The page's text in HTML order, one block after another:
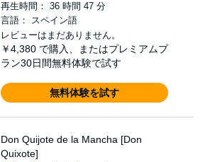
再生時間： 36 時間 47 分
言語： スペイン語
レビューはまだありません。
￥4,380 で購入、またはプレミアムプ
ラン30日間無料体験で試す
無料体験を試す
Don Quijote de la Mancha [Don
Quixote]